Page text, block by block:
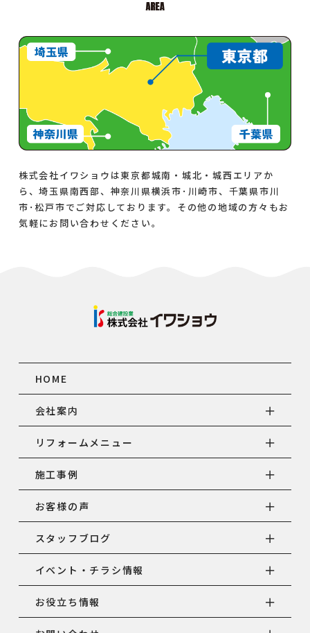
株式会社イワショウは東京都城南・城北・城西エリアか
ら、埼玉県南西部、神奈川県横浜市･川崎市、千葉県市川
市･松戸市でご対応しております。その他の地域の方々もお
気軽にお問い合わせください。
HOME
会社案内
リフォームメニュー
施工事例
お客様の声
スタッフブログ
イベント・チラシ情報
お役立ち情報